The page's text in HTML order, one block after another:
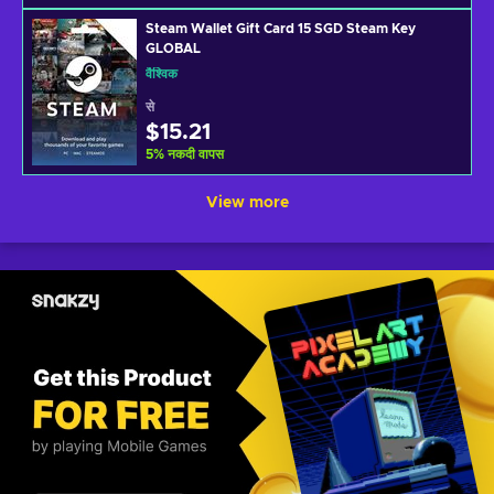
Steam Wallet Gift Card 15 SGD Steam Key
GLOBAL
वैश्विक
से
$15.21
5% नकदी वापस
View more